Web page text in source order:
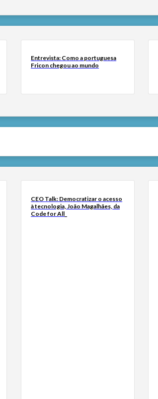
Entrevista: Como a portuguesa
Fricon chegou ao mundo
CEO Talk: Democratizar o acesso
à tecnologia, João Magalhães, da
Code for All_